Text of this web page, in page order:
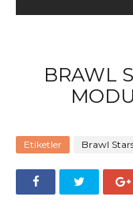
BRAWL
MODU
Etiketler Brawl